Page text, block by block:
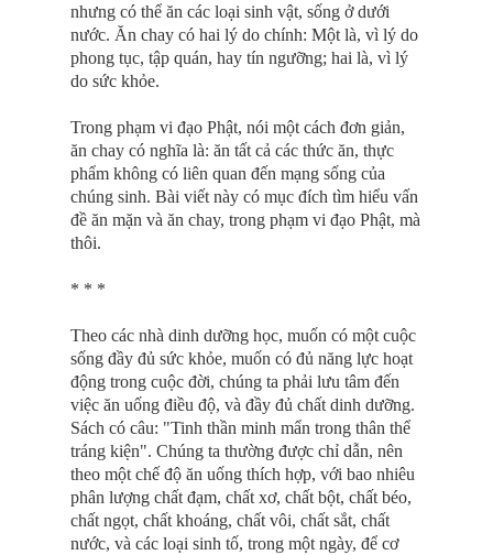
nhưng có thể ăn các loại sinh vật, sống ở dưới
nước. Ăn chay có hai lý do chính: Một là, vì lý do
phong tục, tập quán, hay tín ngưỡng; hai là, vì lý
do sức khỏe.
Trong phạm vi đạo Phật, nói một cách đơn giản,
ăn chay có nghĩa là: ăn tất cả các thức ăn, thực
phẩm không có liên quan đến mạng sống của
chúng sinh. Bài viết này có mục đích tìm hiểu vấn
đề ăn mặn và ăn chay, trong phạm vi đạo Phật, mà
thôi.
* * *
Theo các nhà dinh dưỡng học, muốn có một cuộc
sống đầy đủ sức khỏe, muốn có đủ năng lực hoạt
động trong cuộc đời, chúng ta phải lưu tâm đến
việc ăn uống điều độ, và đầy đủ chất dinh dưỡng.
Sách có câu: "Tinh thần minh mẩn trong thân thể
tráng kiện". Chúng ta thường được chỉ dẫn, nên
theo một chế độ ăn uống thích hợp, với bao nhiêu
phân lượng chất đạm, chất xơ, chất bột, chất béo,
chất ngọt, chất khoáng, chất vôi, chất sắt, chất
nước, và các loại sinh tố, trong một ngày, để cơ